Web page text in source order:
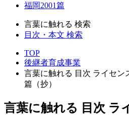
福岡2001篇
言葉に触れる 検索
目次・本文 検索
TOP
後継者育成事業
言葉に触れる 目次 ライセン
篇（抄）
言葉に触れる 目次 ラ